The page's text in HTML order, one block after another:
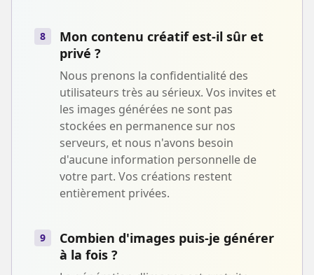
8
Mon contenu créatif est-il sûr et
privé ?
Nous prenons la confidentialité des
utilisateurs très au sérieux. Vos invites et
les images générées ne sont pas
stockées en permanence sur nos
serveurs, et nous n'avons besoin
d'aucune information personnelle de
votre part. Vos créations restent
entièrement privées.
9
Combien d'images puis-je générer
à la fois ?